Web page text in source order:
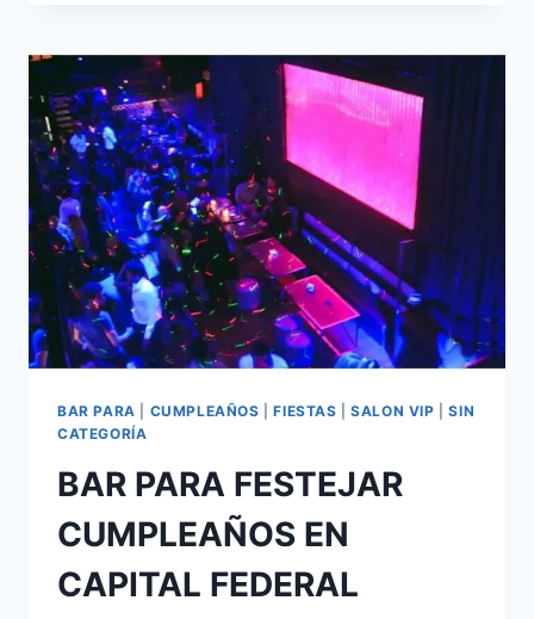
BAR PARA CUMPLEAÑOS |FIESTAS |SALON VIP |SIN
CATEGORÍA
BAR PARA FESTEJAR
CUMPLEAÑOS EN
CAPITAL FEDERAL